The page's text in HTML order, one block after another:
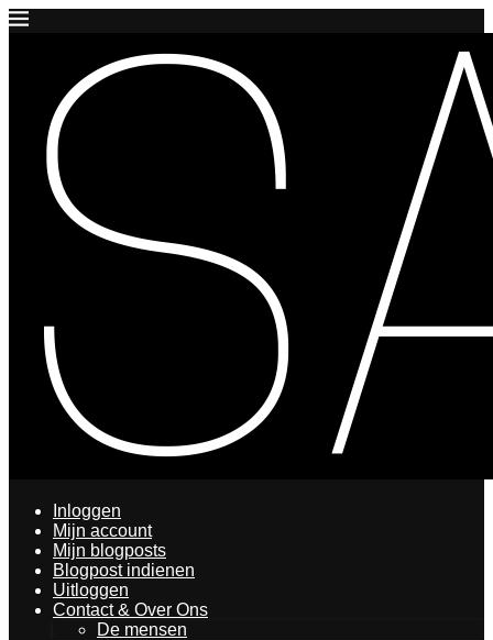
Inloggen
Mijn account
Mijn blogposts
Blogpost indienen
Uitloggen
Contact & Over Ons
De mensen